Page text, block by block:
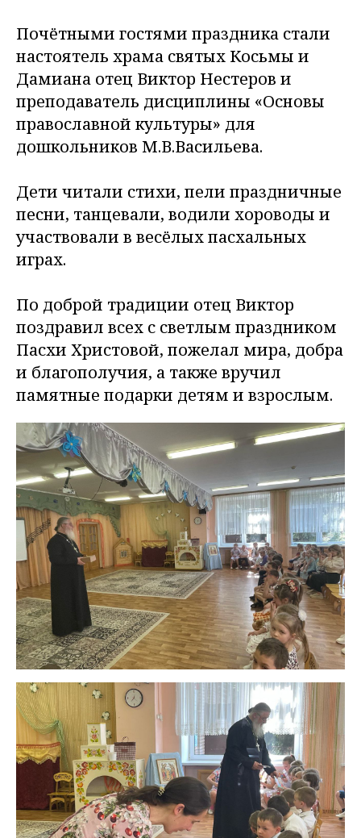
Почётными гостями праздника стали
настоятель храма святых Косьмы и
Дамиана отец Виктор Нестеров и
преподаватель дисциплины «Основы
православной культуры» для
дошкольников М.В.Васильева.
Дети читали стихи, пели праздничные
песни, танцевали, водили хороводы и
участвовали в весёлых пасхальных
играх.
По доброй традиции отец Виктор
поздравил всех с светлым праздником
Пасхи Христовой, пожелал мира, добра
и благополучия, а также вручил
памятные подарки детям и взрослым.